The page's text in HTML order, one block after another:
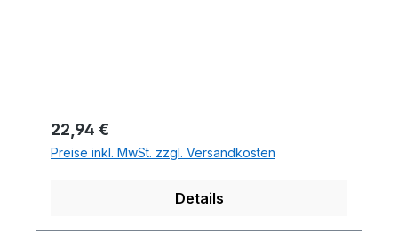
Regulärer Preis:
22,94 €
Preise inkl. MwSt. zzgl. Versandkosten
Details